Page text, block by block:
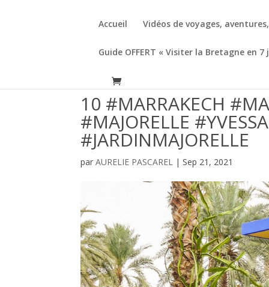
Accueil Vidéos de voyages,
Guide OFFERT « Visiter la Bretagne en 7
10 #MARRAKECH
#MAJORELLE
#JARDINMAJORELLE
parAURELIE PASCAREL |Sep 21, 2021